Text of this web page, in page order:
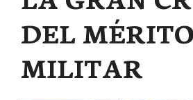
DEL MÉRITO
MILITAR